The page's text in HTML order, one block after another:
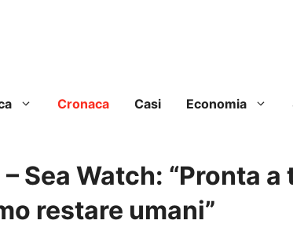
Cronaca Casi Economia
Sea Watch: “Pronta a
restare umani”